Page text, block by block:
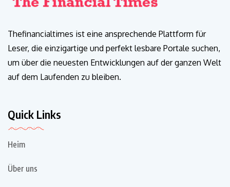
Thefinancialtimes ist eine ansprechende Plattform für
Leser, die einzigartige und perfekt lesbare Portale suchen,
um über die neuesten Entwicklungen auf der ganzen Welt
auf dem Laufenden zu bleiben.
Quick Links
Heim
Über uns